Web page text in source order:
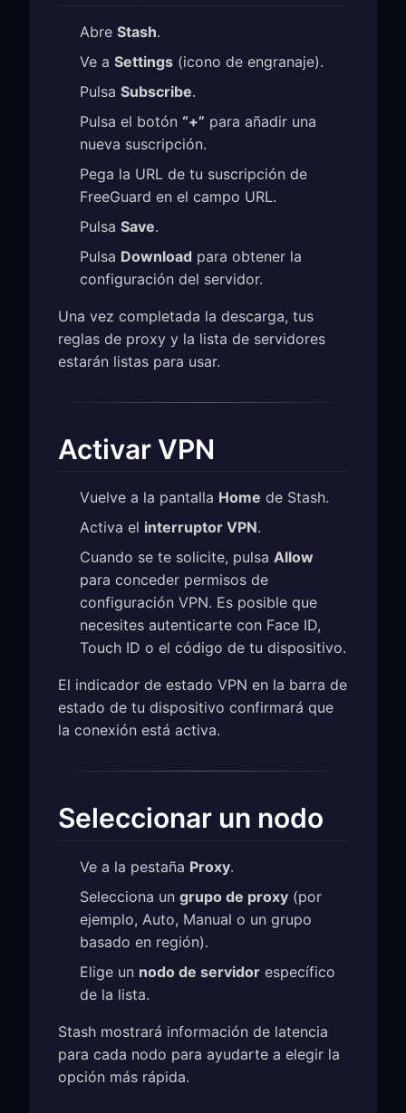
Abre Stash.
Ve a Settings (icono de engranaje).
Pulsa Subscribe.
Pulsa el botón “+” para añadir una
nueva suscripción.
Pega la URL de tu suscripción de
FreeGuard en el campo URL.
Pulsa Save.
Pulsa Download para obtener la
configuración del servidor.
Una vez completada la descarga, tus
reglas de proxy y la lista de servidores
estarán listas para usar.
Activar VPN
Vuelve a la pantalla Home de Stash.
Activa el interruptor VPN.
Cuando se te solicite, pulsa Allow
para conceder permisos de
configuración VPN. Es posible que
necesites autenticarte con Face ID,
Touch ID o el código de tu dispositivo.
El indicador de estado VPN en la barra de
estado de tu dispositivo confirmará que
la conexión está activa.
Seleccionar un nodo
Ve a la pestaña Proxy.
Selecciona un grupo de proxy (por
ejemplo, Auto, Manual o un grupo
basado en región).
Elige un nodo de servidor específico
de la lista.
Stash mostrará información de latencia
para cada nodo para ayudarte a elegir la
opción más rápida.